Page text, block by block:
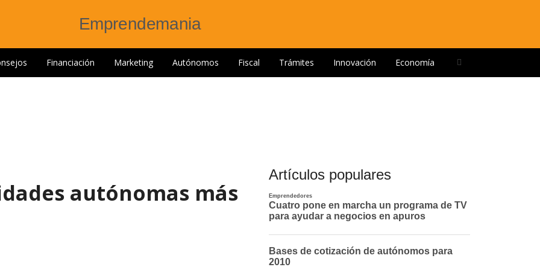
Financiación Marketing Autónomos Fiscal Trámites Innovación Economía
autónomas más
Artículos populares